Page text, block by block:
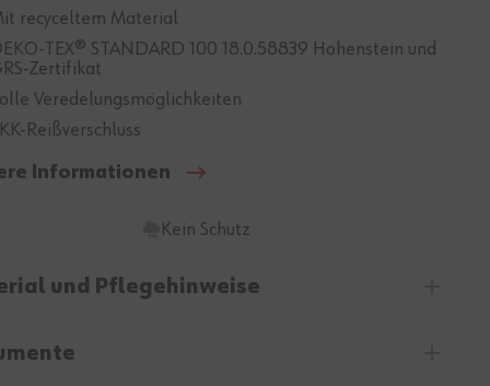
recyceltem Material
TEX® STANDARD 100 18.0.58839 Hohenstein und
Zertifikat
Veredelungsmöglichkeiten
Reißverschluss
Informationen
Kein Schutz
und Pflegehinweise